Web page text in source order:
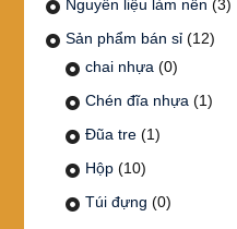
Nguyên liệu làm nến (3)
Sản phẩm bán sỉ (12)
chai nhựa (0)
Chén đĩa nhựa (1)
Đũa tre (1)
Hộp (10)
Túi đựng (0)